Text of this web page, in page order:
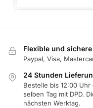
Flexible und
Paypal, Visa,
24 Stunden
Bestelle bis 12:00
selben Tag mit DPD.
nächsten Werktag.